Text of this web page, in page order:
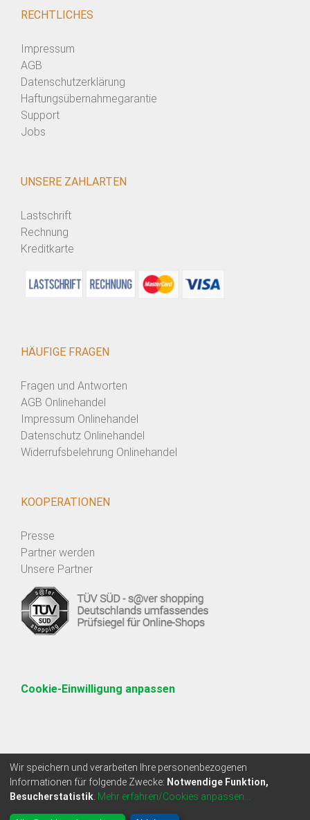
RECHTLICHES
Impressum
AGB
Datenschutzerklärung
Haftungsübernahmegarantie
Support
Jobs
UNSERE ZAHLARTEN
Lastschrift
Rechnung
Kreditkarte
HÄUFIGE FRAGEN
Fragen und Antworten
AGB Onlinehandel
Impressum Onlinehandel
Datenschutz Onlinehandel
Widerrufsbelehrung Onlinehandel
KOOPERATIONEN
Presse
Partner werden
Unsere Partner
Cookie-Einwilligung anpassen
* Alle Preise zzgl. Mehrwertsteuer
Wir speichern und verarbeiten Ihre personenbezogenen
Informationen für folgende Zwecke: Notwendige Funktion,
Besucherstatistik Mehr erfahren/Cookies anpassen...